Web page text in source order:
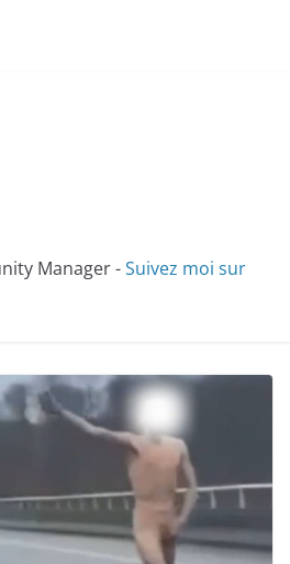
Manager -Suivez moi sur